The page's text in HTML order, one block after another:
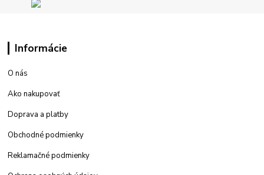
Informácie
O nás
Ako nakupovať
Doprava a platby
Obchodné podmienky
Reklamačné podmienky